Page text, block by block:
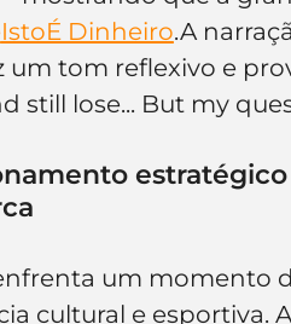
IstoÉ Dinheiro.A
um tom reflexivo e
still lose... But my
um momento
cultural e esportiva.